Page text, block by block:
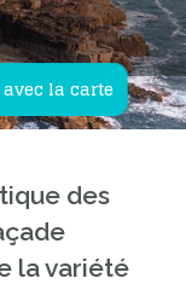
la carte
des
la variété